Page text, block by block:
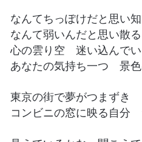
なんてちっぽけだと思い
なんて弱いんだと思い散る
心の雲り空 迷い込んでい
あなたの気持ち一つ 景色
東京の街で夢がつまずき
コンビニの窓に映る自